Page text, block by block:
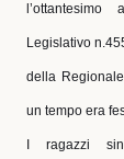
Legislativo
della
un tempo era
I ragazzi